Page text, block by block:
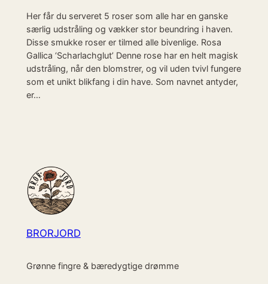
Her får du serveret 5 roser som alle har en ganske
særlig udstråling og vækker stor beundring i haven.
Disse smukke roser er tilmed alle bivenlige. Rosa
Gallica ‘Scharlachglut’ Denne rose har en helt magisk
udstråling, når den blomstrer, og vil uden tvivl fungere
som et unikt blikfang i din have. Som navnet antyder,
er…
BRORJORD
Grønne fingre & bæredygtige drømme